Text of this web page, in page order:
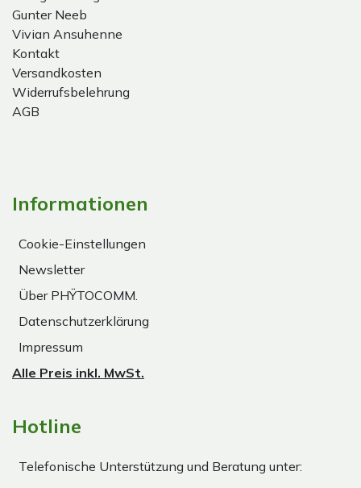
Gunter Neeb
Vivian Ansuhenne
Kontakt
Versandkosten
Widerrufsbelehrung
AGB
Informationen
Cookie-Einstellungen
Newsletter
Über PHŸTOCOMM.
Datenschutzerklärung
Impressum
Alle Preis inkl. MwSt.
Hotline
Telefonische Unterstützung und Beratung unter: